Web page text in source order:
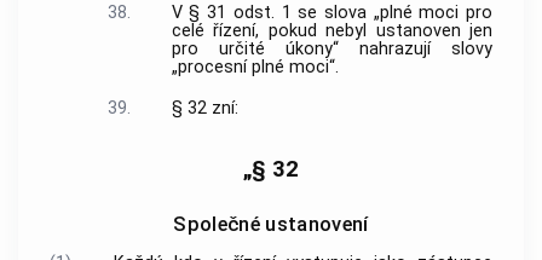
38.
V § 31 odst. 1 se slova „plné moci pro
celé řízení, pokud nebyl ustanoven jen
pro určité úkony“ nahrazují slovy
„procesní plné moci“.
39.
§ 32 zní:
„§ 32
Společné ustanovení